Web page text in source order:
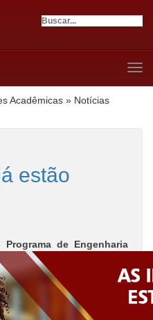
Acadêmicas » Notícias
estão
de Engenharia